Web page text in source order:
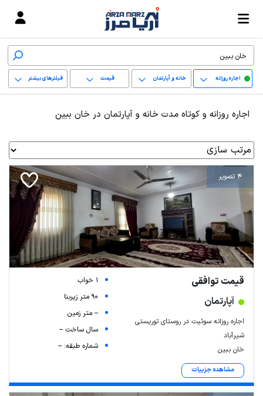
اجاره روزانه خانه و آپارتمان قیمت فیلترهای بیشتر
پاک کردن محدوده
انتخابی
اجاره روزانه و کوتاه مدت خانه و آپارتمان در خان ببین
4 تصویر
قیمت توافقی
آپارتمان
اجاره روزانه سوئیت در روستای توریستی
شیرآباد
خان ببین
مشاهده جزییات
1 خواب
90 متر زیربنا
-- متر زمین
سال ساخت --
شماره طبقه: --